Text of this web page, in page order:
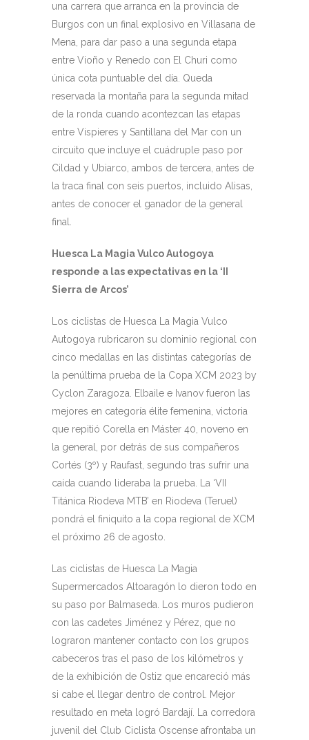
una carrera que arranca en la provincia de
Burgos con un final explosivo en Villasana de
Mena, para dar paso a una segunda etapa
entre Vioño y Renedo con El Churi como
única cota puntuable del día. Queda
reservada la montaña para la segunda mitad
de la ronda cuando acontezcan las etapas
entre Vispieres y Santillana del Mar con un
circuito que incluye el cuádruple paso por
Cildad y Ubiarco, ambos de tercera, antes de
la traca final con seis puertos, incluido Alisas,
antes de conocer el ganador de la general
final.
Huesca La Magia Vulco Autogoya
responde a las expectativas en la ‘II
Sierra de Arcos’
Los ciclistas de Huesca La Magia Vulco
Autogoya rubricaron su dominio regional con
cinco medallas en las distintas categorías de
la penúltima prueba de la Copa XCM 2023 by
Cyclon Zaragoza. Elbaile e Ivanov fueron las
mejores en categoría élite femenina, victoria
que repitió Corella en Máster 40, noveno en
la general, por detrás de sus compañeros
Cortés (3º) y Raufast, segundo tras sufrir una
caída cuando lideraba la prueba. La ‘VII
Titánica Riodeva MTB’ en Riodeva (Teruel)
pondrá el finiquito a la copa regional de XCM
el próximo 26 de agosto.
Las ciclistas de Huesca La Magia
Supermercados Altoaragón lo dieron todo en
su paso por Balmaseda. Los muros pudieron
con las cadetes Jiménez y Pérez, que no
lograron mantener contacto con los grupos
cabeceros tras el paso de los kilómetros y
de la exhibición de Ostiz que encareció más
si cabe el llegar dentro de control. Mejor
resultado en meta logró Bardají. La corredora
juvenil del Club Ciclista Oscense afrontaba un